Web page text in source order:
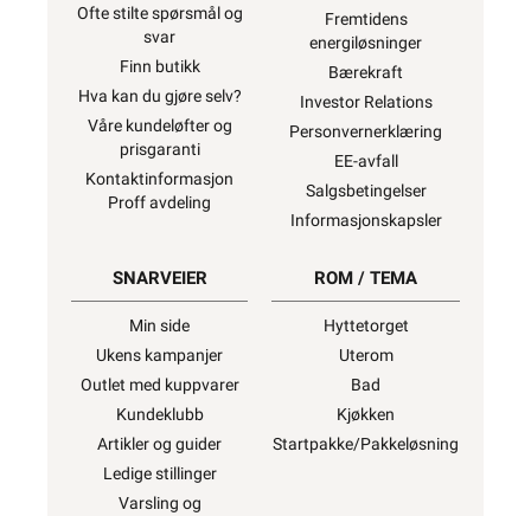
Ofte stilte spørsmål og
svar
Finn butikk
Hva kan du gjøre selv?
Våre kundeløfter og
prisgaranti
Kontaktinformasjon
Proff avdeling
Fremtidens
energiløsninger
Bærekraft
Investor Relations
Personvernerklæring
EE-avfall
Salgsbetingelser
Informasjonskapsler
SNARVEIER
Min side
Ukens kampanjer
Outlet med kuppvarer
Kundeklubb
Artikler og guider
Ledige stillinger
Varsling og
ROM / TEMA
Hyttetorget
Uterom
Bad
Kjøkken
Startpakke/Pakkeløsning